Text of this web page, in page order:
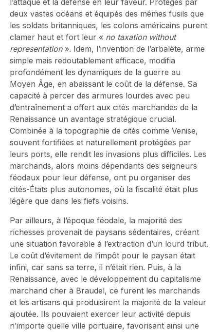
l’attaque et la défense en leur faveur. Protégés par
deux vastes océans et équipés des mêmes fusils que
les soldats britanniques, les colons américains purent
clamer haut et fort leur « no taxation without
representation». Idem, l’invention de l’arbalète, arme
simple mais redoutablement efficace, modifia
profondément les dynamiques de la guerre au
Moyen Âge, en abaissant le coût de la défense. Sa
capacité à percer des armures lourdes avec peu
d’entraînement a offert aux cités marchandes de la
Renaissance un avantage stratégique crucial.
Combinée à la topographie de cités comme Venise,
souvent fortifiées et naturellement protégées par
leurs ports, elle rendit les invasions plus difficiles. Les
marchands, alors moins dépendants des seigneurs
féodaux pour leur défense, ont pu organiser des
cités-États plus autonomes, où la fiscalité était plus
légère que dans les fiefs voisins.
Par ailleurs, à l’époque féodale, la majorité des
richesses provenait de paysans sédentaires, créant
une situation favorable à l’extraction d’un lourd tribut.
Le coût d’évitement de l’impôt pour le paysan était
infini, car sans sa terre, il n’était rien. Puis, à la
Renaissance, avec le développement du capitalisme
marchand cher à Braudel, ce furent les marchands
et les artisans qui produisirent la majorité de la valeur
ajoutée. Ils pouvaient exercer leur activité depuis
n’importe quelle ville portuaire, favorisant ainsi une